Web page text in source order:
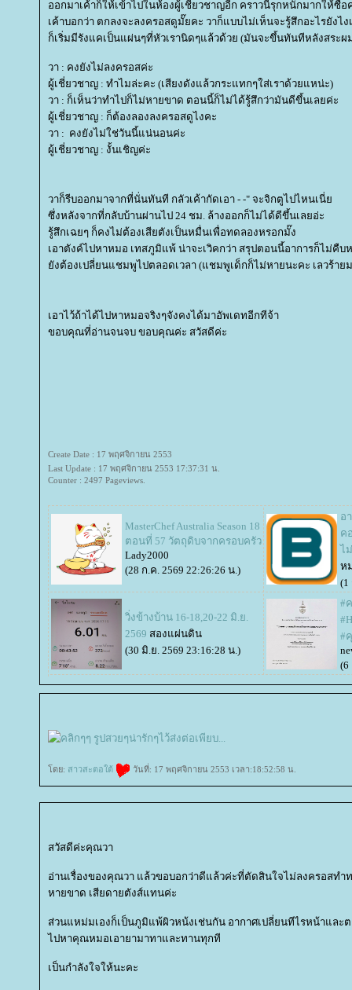
ออกมาเค้าก็ให้เข้าไปในห้องผู้เชี่ยวชาญอีก คราวนี้รุกหนักมากให้ซื้
เค้าบอกว่า ตกลงจะลงครอสดูมั๊ยคะ วาก็แบบไม่เห็นจะรู้สึกอะไรยังไ
ก็เริ่มมีรังแคเป็นแผ่นๆที่หัวเรานิดๆแล้วด้วย (มันจะขึ้นทันทีหลังสระผ
วา : คงยังไม่ลงครอสค่ะ
ผู้เชี่ยวชาญ : ทำไมล่ะคะ (เสียงดังแล้วกระแทกๆใส่เราด้วยแหน่ะ)
วา : ก็เห็นว่าทำไปก็ไม่หายขาด ตอนนี้ก็ไม่ได้รู้สึกว่ามันดีขึ้นเลยค่ะ
ผู้เชี่ยวชาญ : ก็ต้องลองลงครอสดูไงคะ
วา : คงยังไม่ใช่วันนี้แน่นอนค่ะ
ผู้เชี่ยวชาญ : งั้นเชิญค่ะ
วาก็รีบออกมาจากที่นั่นทันที กลัวเค้ากัดเอา - -" จะจิกตูไปไหนเนี่
ซึ่งหลังจากที่กลับบ้านผ่านไป 24 ชม. ล้างออกก็ไม่ได้ดีขึ้นเลยอ่ะ
รู้สึกเฉยๆ ก็คงไม่ต้องเสียตังเป็นหมื่นเพื่อทดลองหรอกมั๊ง
เอาตังค์ไปหาหมอ เทสภูมิแพ้ น่าจะเวิคกว่า สรุปตอนนี้อาการก็ไม่คืบ
งต้องเปลี่ยนแชมพูไปตลอดเวลา (แชมพูเด็กก็ไม่หายนะคะ เลวร้าย
เอาไว้ถ้าได้ไปหาหมอจริงๆจังคงได้มาอัพเดทอีกทีจ้า
ขอบคุณที่อ่านจนจบ ขอบคุณค่ะ สวัสดีค่ะ
Create Date : 17 พฤศจิกายน 2553
Last Update : 17 พฤศจิกายน 2553 17:37:31 น.
Counter : 2497 Pageviews.
MasterChef Australia Season 18
ตอนที่ 57 วัตถุดิบจากครอบครัว
Lady2000
(28 ก.ค. 2569 22:26:26 น.)
อ
ค
ไ
ห
(1
วิ่งข้างบ้าน 16-18,20-22 มิ.ย.
2569 สองแผ่นดิน
(30 มิ.ย. 2569 23:16:28 น.)
#
#
(6
ดย: สาวสะตอใต้ วันที่: 17 พฤศจิกายน 2553 เวลา:18:52:58 น.
สวัสดีค่ะคุณวา
อ่านเรื่องของคุณวา แล้วขอบอกว่าดีแล้วค่ะที่ตัดสินใจไม่ลงครอสทำ
หายขาด เสียดายตังส์แทนค่ะ
ส่วนแหม่มเองก็เป็นภูมิแพ้ผิวหน้งเช่นกัน อากาศเปลี่ยนทีไรหน้าและ
ไปหาคุณหมอเอายามาทาและทานทุกที
เป็นกำลังใจให้นะคะ